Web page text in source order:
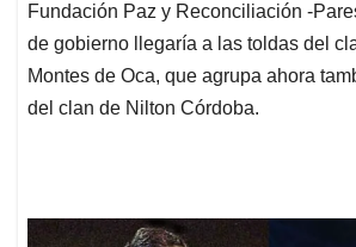
Fundación Paz y Reconciliación -
de gobierno llegaría a las toldas del
Montes de Oca, que agrupa ahora
del clan de Nilton Córdoba.